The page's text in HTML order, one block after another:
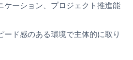
ケーション、プロジェクト推進能
ード感のある環境で主体的に取り